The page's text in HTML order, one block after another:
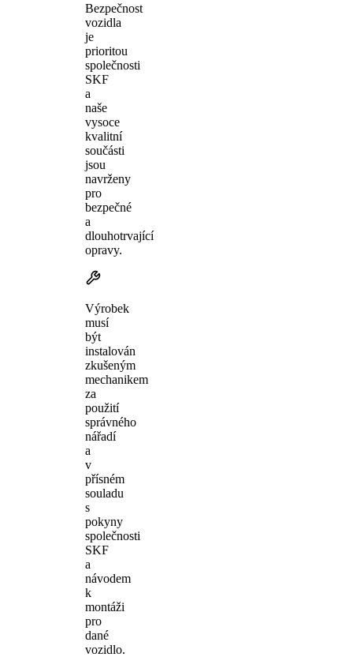
Bezpečnost
vozidla
je
prioritou
společnosti
SKF
a
naše
vysoce
kvalitní
součásti
jsou
navrženy
pro
bezpečné
a
dlouhotrvající
opravy.
Výrobek
musí
být
instalován
zkušeným
mechanikem
za
použití
správného
nářadí
a
v
přísném
souladu
s
pokyny
společnosti
SKF
a
návodem
k
montáži
pro
dané
vozidlo.